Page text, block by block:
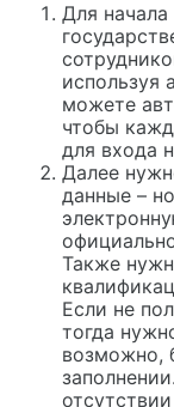
Для
используя
можете
чтобы
для входа
Далее
данные –
Также
Если не
тогда
возможно,